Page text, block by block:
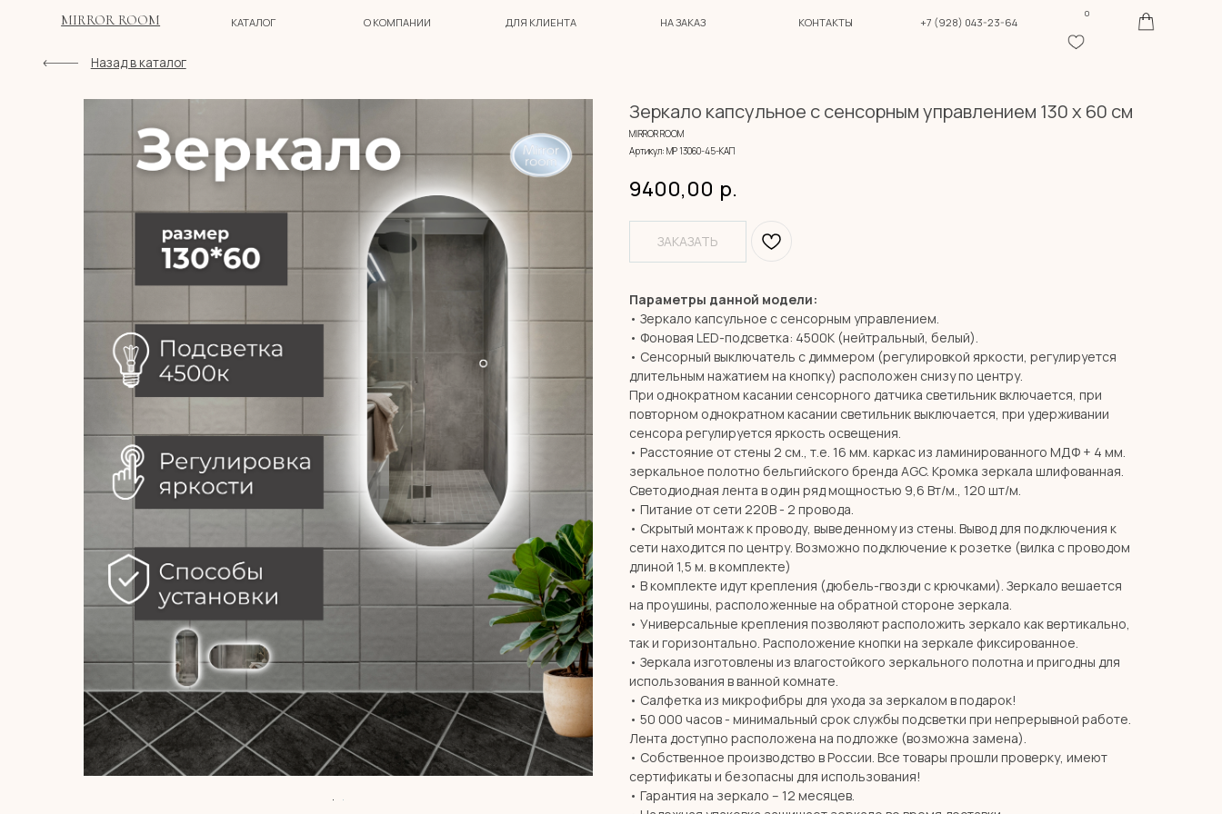
MIRROR ROOM КАТАЛОГ О КОМПАНИИ ДЛЯ КЛИЕНТА +7 (928) 043-23-64
Назад в каталог
Зеркало капсульное с сенсорным управлением 130 х 60 см
MIRROR ROOM
Артикул: МР 13060-45-КАП
9400,00 р.
ЗАКАЗАТЬ
Параметры данной модели:
• Зеркало капсульное с сенсорным управлением.
• Фоновая LED-подсветка: 4500К (нейтральный, белый).
• Сенсорный выключатель с диммером (регулировкой яркости, регулируется
длительным нажатием на кнопку) расположен снизу по центру.
При однократном касании сенсорного датчика светильник включается, при
повторном однократном касании светильник выключается, при удерживании
сенсора регулируется яркость освещения.
• Расстояние от стены 2 см., т.е. 16 мм. каркас из ламинированного МДФ + 4 мм.
зеркальное полотно бельгийского бренда AGC. Кромка зеркала шлифованная.
Светодиодная лента в один ряд мощностью 9,6 Вт/м., 120 шт/м.
• Питание от сети 220В - 2 провода.
• Скрытый монтаж к проводу, выведенному из стены. Вывод для подключения к
сети находится по центру. Возможно подключение к розетке (вилка с проводом
длиной 1,5 м. в комплекте)
• В комплекте идут крепления (дюбель-гвозди с крючками). Зеркало вешается
на проушины, расположенные на обратной стороне зеркала.
• Универсальные крепления позволяют расположить зеркало как вертикально,
так и горизонтально. Расположение кнопки на зеркале фиксированное.
• Зеркала изготовлены из влагостойкого зеркального полотна и пригодны для
использования в ванной комнате.
• Салфетка из микрофибры для ухода за зеркалом в подарок!
• 50 000 часов - минимальный срок службы подсветки при непрерывной работе.
Лента доступно расположена на подложке (возможна замена).
• Собственное производство в России. Все товары прошли проверку, имеют
сертификаты и безопасны для использования!
• Гарантия на зеркало – 12 месяцев.